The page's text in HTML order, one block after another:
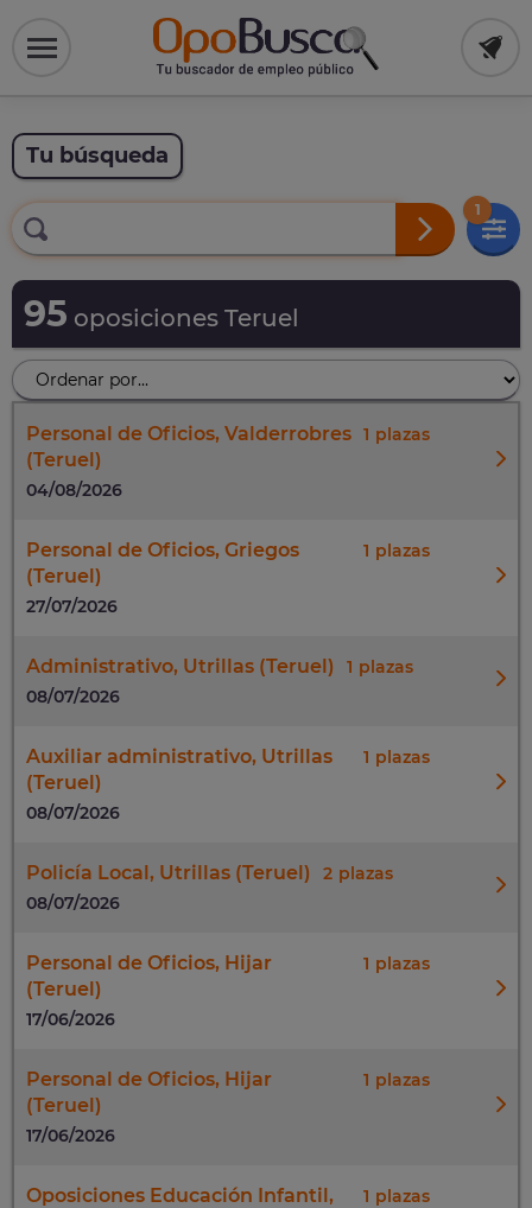
Tu búsqueda
1
95 oposiciones Teruel
Personal de Oficios, Valderrobres
(Teruel)
1
04/08/2026
Personal de Oficios, Griegos
(Teruel)
1
27/07/2026
Administrativo, Utrillas (Teruel)
1
08/07/2026
Auxiliar administrativo, Utrillas
(Teruel)
1
08/07/2026
Policía Local, Utrillas (Teruel)
2
08/07/2026
Personal de Oficios, Hijar
(Teruel)
1
17/06/2026
Personal de Oficios, Hijar
(Teruel)
1
17/06/2026
Oposiciones Educación Infantil,
1